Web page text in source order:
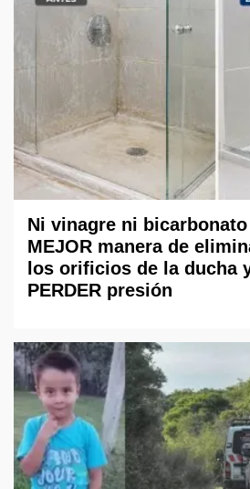
Ni vinagre ni
MEJOR manera de
los orificios de la ducha
PERDER presión